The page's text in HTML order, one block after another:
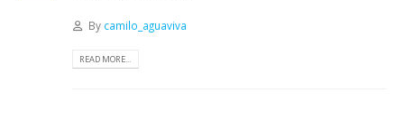
By camilo_aguaviva
READ MORE...